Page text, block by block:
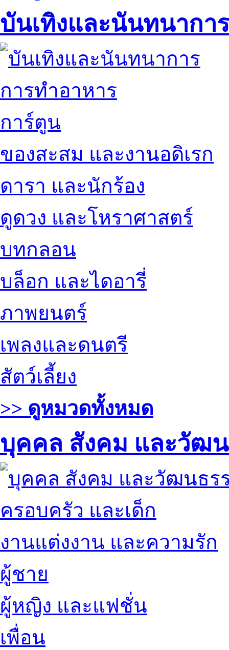
บันเทิงและนันทนาการ
การทำอาหาร
การ์ตูน
ของสะสม และงานอดิเรก
ดารา และนักร้อง
ดูดวง และโหราศาสตร์
บทกลอน
บล็อก และไดอารี่
ภาพยนตร์
เพลงและดนตรี
สัตว์เลี้ยง
>> ดูหมวดทั้งหมด
บุคคล สังคม และวัฒ
ครอบครัว และเด็ก
งานแต่งงาน และความรัก
ผู้ชาย
ผู้หญิง และแฟชั่น
เพื่อน